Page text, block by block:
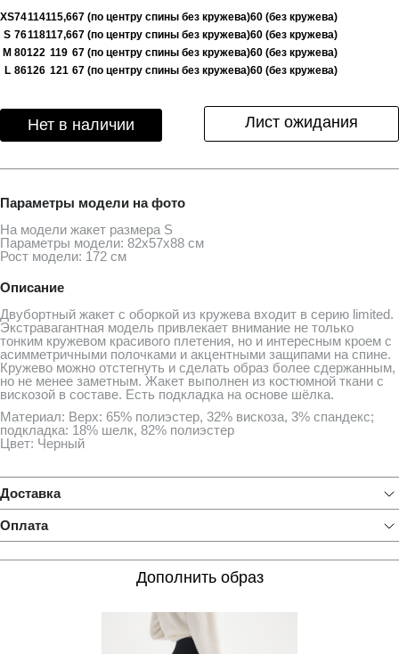
XS74114115,667 (по центру спины без кружева)60 (без кружева)
S 76118117,667 (по центру спины без кружева)60 (без кружева)
M 80122 119 67 (по центру спины без кружева)60 (без кружева)
L 86126 121 67 (по центру спины без кружева)60 (без кружева)
Нет в наличии Лист ожидания
Параметры модели на фото
На модели жакет размера S
Параметры модели: 82х57х88 см
Рост модели: 172 см
Описание
Двубортный жакет с оборкой из кружева входит в серию limited.
Экстравагантная модель привлекает внимание не только
тонким кружевом красивого плетения, но и интересным кроем с
асимметричными полочками и акцентными защипами на спине.
Кружево можно отстегнуть и сделать образ более сдержанным,
но не менее заметным. Жакет выполнен из костюмной ткани с
вискозой в составе. Есть подкладка на основе шёлка.
Материал: Верх: 65% полиэстер, 32% вискоза, 3% спандекс;
подкладка: 18% шелк, 82% полиэстер
Цвет: Черный
Доставка
Оплата
Дополнить образ